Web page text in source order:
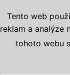
Tento web
reklam a analýze
tohoto webu